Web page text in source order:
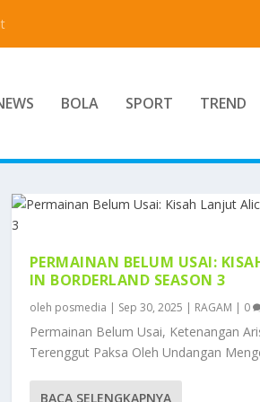
BOLA SPORT TREND
PERMAINAN BELUM USAI:
IN BORDERLAND SEASON 3
oleh posmedia | Sep 30, 2025 | RAGAM | 0
Permainan Belum Usai, Ketenangan
Terenggut Paksa Oleh Undangan
BACA SELENGKAPNYA